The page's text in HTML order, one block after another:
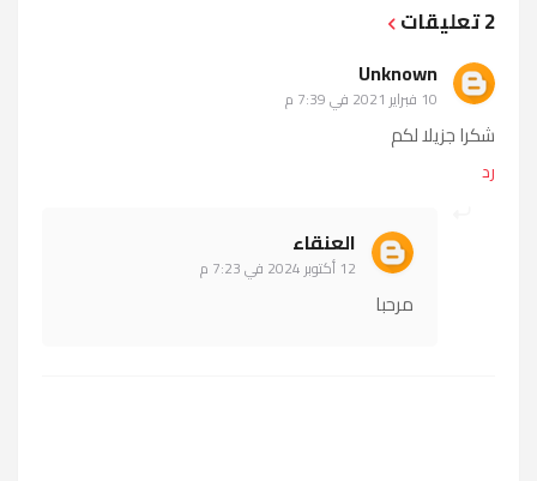
2 تعليقات
Unknown
10 فبراير 2021 في 7:39 م
شكرا جزيلا لكم
رد
العنقاء
12 أكتوبر 2024 في 7:23 م
مرحبا